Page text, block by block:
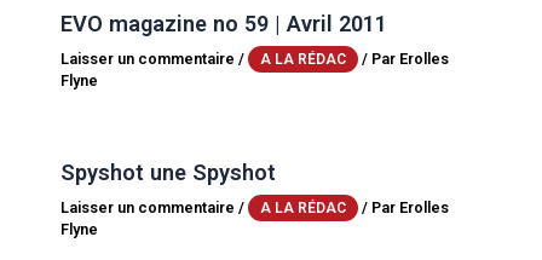
EVO magazine no 59 | Avril 2011
Laisser un commentaire / A LA RÉDAC / Par Erolles
Flyne
Spyshot une Spyshot
Laisser un commentaire / A LA RÉDAC / Par Erolles
Flyne